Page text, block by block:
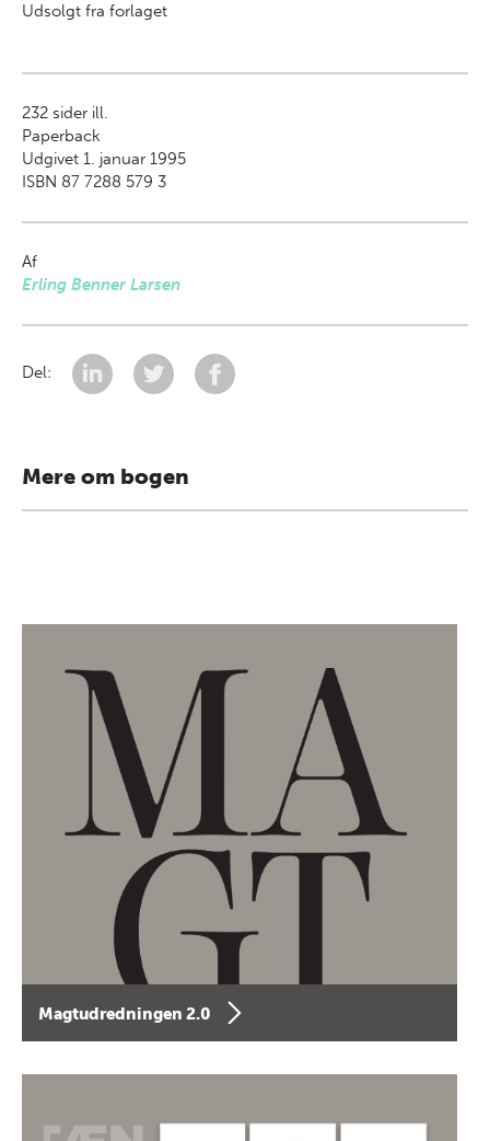
Udsolgt fra forlaget
232 sider ill.
Paperback
Udgivet 1. januar 1995
ISBN 87 7288 579 3
Af
Erling Benner Larsen
Del:
Mere om bogen
Magtudredningen 2.0